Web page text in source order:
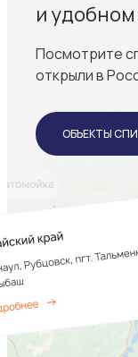
и
Посмотрите
открыли в
ОБЪЕКТЫ